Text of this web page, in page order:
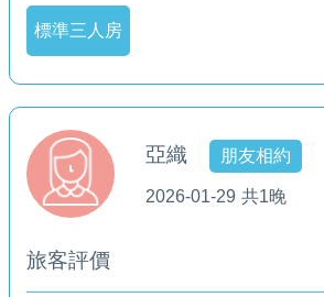
標準三人房
亞織 朋友相約
2026-01-29 共1晚
旅客評價